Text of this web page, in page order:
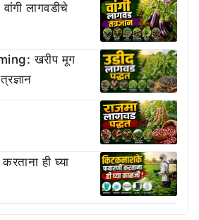
लागवडीचे
खरीप मूग
ही घ्या